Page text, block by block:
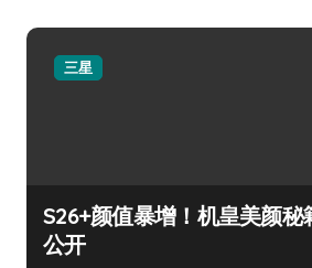
三星
S26+颜值暴增！机皇美颜秘
公开